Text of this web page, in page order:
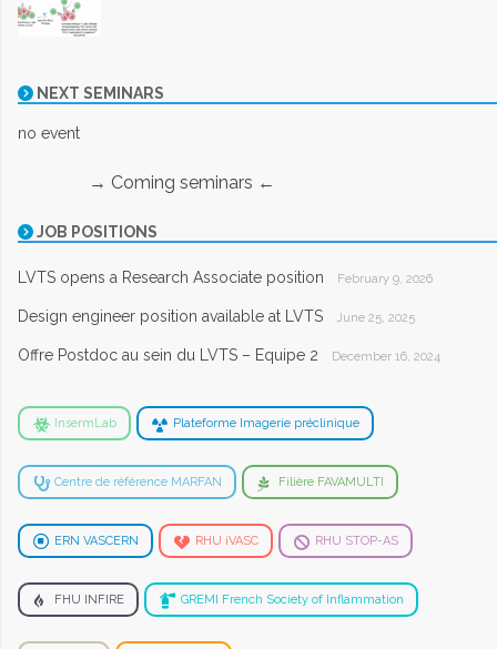
NEXT SEMINARS
no event
→ Coming seminars ←
JOB POSITIONS
LVTS opens a Research Associate position February 9, 2026
Design engineer position available at LVTS June 25, 2025
Offre Postdoc au sein du LVTS – Equipe 2 December 16, 2024
InsermLab Plateforme Imagerie préclinique
Centre de référence MARFAN Filière FAVAMULTI
ERN VASCERN RHU iVASC RHU STOP-AS
FHU INFIRE GREMI French Society of Inflammation